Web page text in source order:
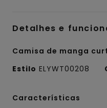
Detalhes e
Camisa de manga
Estilo ELYWT00208
Características